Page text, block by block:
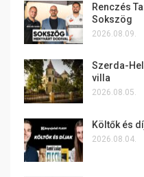
Renczés
Sokszög
2026.08.09.
Szerda-
villa
2026.08.05.
Költők és
2026.08.04.